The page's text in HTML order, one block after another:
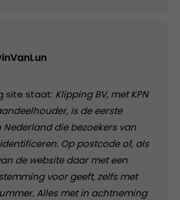
site staat: Klipping BV, met KPN
is de eerste
die bezoekers van
Op postcode of, als
de website daar met een
voor geeft, zelfs met
Alles met in achtneming